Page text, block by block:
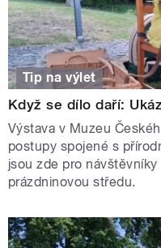
Tip na výlet
Když se dílo daří:
Výstava v Muzeu
postupy spojené s
jsou zde pro
prázdninovou středu.